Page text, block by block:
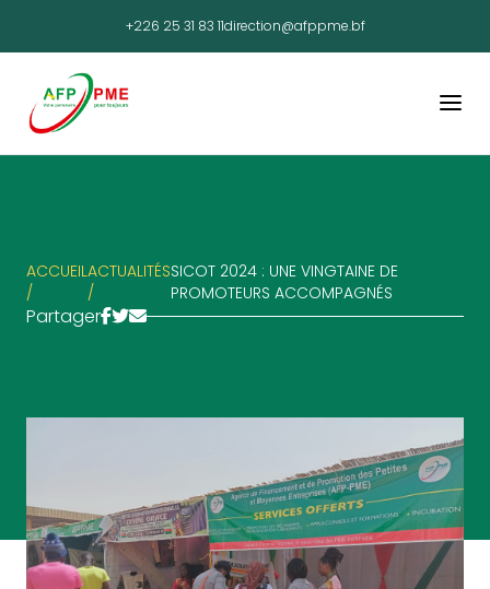
+226 25 31 83 11direction@afppme.bf
ACCUEIL
/
ACTUALITÉS
/
SICOT 2024 : UNE VINGTAINE DE
PROMOTEURS ACCOMPAGNÉS
Partager